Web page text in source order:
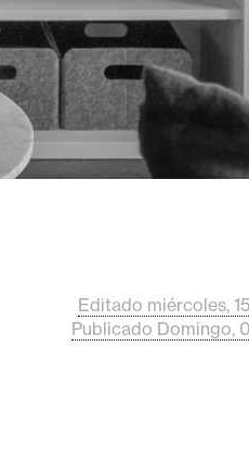
Editado miércoles,
Publicado Domingo,